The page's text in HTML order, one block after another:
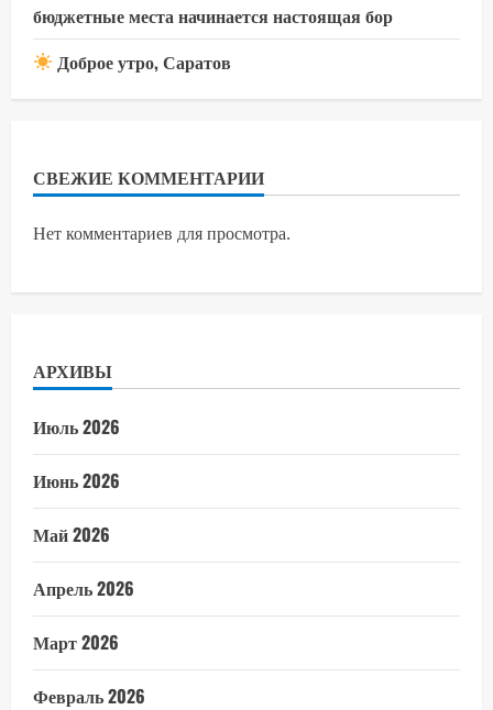
бюджетные места начинается настоящая бор
Доброе утро, Саратов
СВЕЖИЕ КОММЕНТАРИИ
Нет комментариев для просмотра.
АРХИВЫ
Июль 2026
Июнь 2026
Май 2026
Апрель 2026
Март 2026
Февраль 2026